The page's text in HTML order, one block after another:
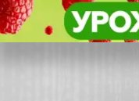
80
Общество 80
Общество
Другие
теме
Погода
валют